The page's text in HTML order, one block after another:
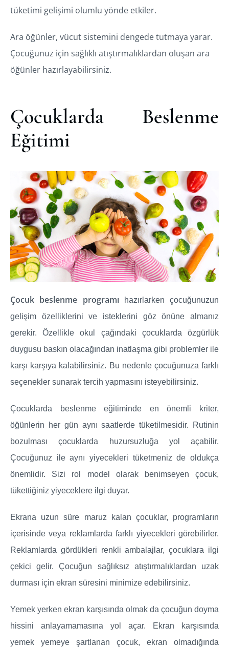
tüketimi gelişimi olumlu yönde etkiler.
Ara öğünler, vücut sistemini dengede tutmaya yarar.
Çocuğunuz için sağlıklı atıştırmalıklardan oluşan ara
öğünler hazırlayabilirsiniz.
Çocuklarda Beslenme
Eğitimi
Çocuk beslenme programıhazırlarken çocuğunuzun
gelişim özelliklerini ve isteklerini göz önüne almanız
gerekir. Özellikle okul çağındaki çocuklarda özgürlük
duygusu baskın olacağından inatlaşma gibi problemler ile
karşı karşıya kalabilirsiniz. Bu nedenle çocuğunuza farklı
seçenekler sunarak tercih yapmasını isteyebilirsiniz.
Çocuklarda beslenme eğitiminde en önemli kriter,
öğünlerin her gün aynı saatlerde tüketilmesidir. Rutinin
bozulması çocuklarda huzursuzluğa yol açabilir.
Çocuğunuz ile aynı yiyecekleri tüketmeniz de oldukça
önemlidir. Sizi rol model olarak benimseyen çocuk,
tükettiğiniz yiyeceklere ilgi duyar.
Ekrana uzun süre maruz kalan çocuklar, programların
içerisinde veya reklamlarda farklı yiyecekleri görebilirler.
Reklamlarda gördükleri renkli ambalajlar, çocuklara ilgi
çekici gelir. Çocuğun sağlıksız atıştırmalıklardan uzak
durması için ekran süresini minimize edebilirsiniz.
Yemek yerken ekran karşısında olmak da çocuğun doyma
hissini anlayamamasına yol açar. Ekran karşısında
yemek yemeye şartlanan çocuk, ekran olmadığında